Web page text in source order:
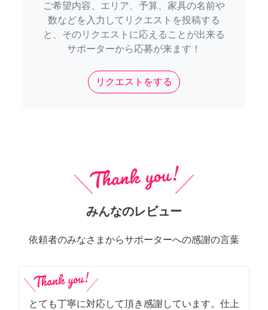
ご希望内容、エリア、予算、家具の名前や
数などを入力してリクエストを投稿する
と、そのリクエストに応えることが出来る
サポーターから応募が来ます！
リクエストをする
みんなのレビュー
依頼者のみなさまからサポーターへの感謝の言葉
とても丁寧に対応して頂き感謝しています。仕上